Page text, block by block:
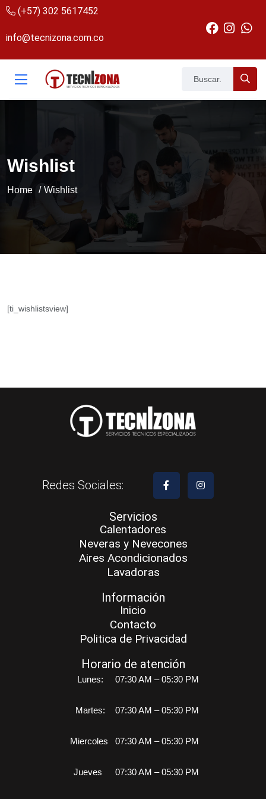
(+57) 302 5617452
info@tecnizona.com.co
Wishlist
Home Wishlist
[ti_wishlistsview]
Redes Sociales:
Servicios
Calentadores
Neveras y Nevecones
Aires Acondicionados
Lavadoras
Información
Inicio
Contacto
Politica de Privacidad
Horario de atención
Lunes: 07:30 AM – 05:30 PM
Martes: 07:30 AM – 05:30 PM
Miercoles 07:30 AM – 05:30 PM
Jueves 07:30 AM – 05:30 PM